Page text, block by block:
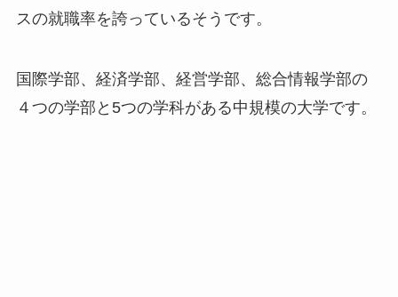
スの就職率を誇っているそうです。
国際学部、経済学部、経営学部、総合情報学部の
４つの学部と5つの学科がある中規模の大学です。